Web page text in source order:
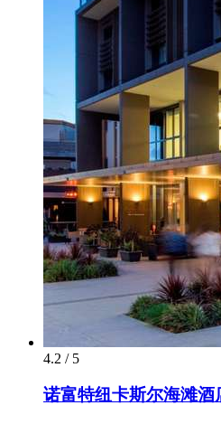
4.2 / 5
诺富特纽卡斯尔海滩酒